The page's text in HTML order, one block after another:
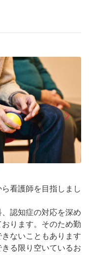
arrow_forward_iosNext
看護師を目指しまし
認知症の対応を深め
ります。そのため勤
ないこともあります
る限り空いているお